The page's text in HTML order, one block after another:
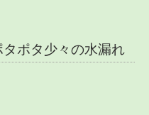
ポタ少々の水漏れ